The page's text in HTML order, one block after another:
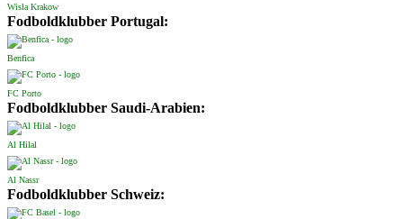
Wisla Krakow
Fodboldklubber Portugal:
Benfica
FC Porto
Fodboldklubber Saudi-Arabien:
Al Hilal
Al Nassr
Fodboldklubber Schweiz: